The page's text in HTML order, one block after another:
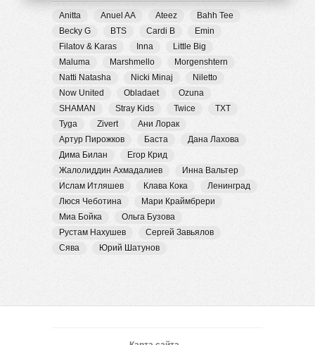
Anitta Anuel AA Ateez
Bahh Tee
Becky G
BTS Cardi B
Emin
Filatov & Karas
Inna
Little Big
Maluma
Marshmello
Morgenshtern
Natti Natasha
Nicki Minaj
Niletto
Now United
Obladaet
Ozuna
SHAMAN
Stray Kids Twice
TXT
Tyga
Zivert
Ани Лорак
Артур Пирожков
Баста
Дана Лахова
Дима Билан
Егор Крид
Жалолиддин Ахмадалиев
Инна Вальтер
Ислам Итляшев
Клава Кока
Ленинград
Люся Чеботина
Мари Краймбрери
Миа Бойка
Ольга Бузова
Рустам Нахушев
Сергей Завьялов
Сява
Юрий Шатунов